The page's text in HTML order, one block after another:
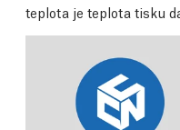
teplota je teplota tisku